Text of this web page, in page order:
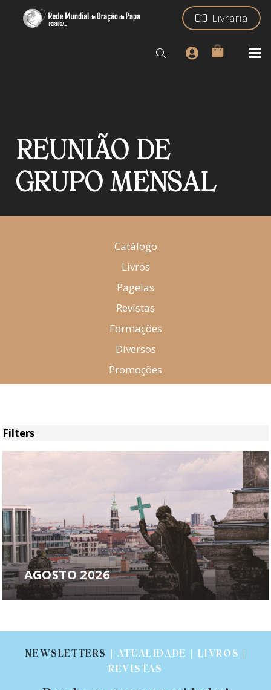
Livraria
REUNIÃO DE
GRUPO MENSAL
Catálogo
Livros
Pagelas
Revistas
Formações
Diversos
Promoções
Filters
AGOSTO 2026
NEWSLETTERS
| ATUALIDADE | LIVROS |
REVISTAS